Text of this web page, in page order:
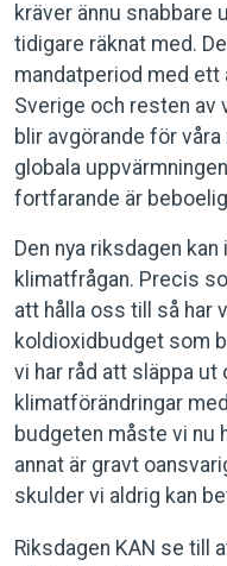
kräver ännu snabbare
tidigare räknat med.
mandatperiod med
Sverige och resten av
blir avgörande för
globala
fortfarande är
Den nya riksdagen
klimatfrågan. Precis
att hålla oss till så har
koldioxidbudget som
vi har råd att släppa ut
klimatförändringar
budgeten måste vi nu
annat är gravt
skulder vi aldrig kan
Riksdagen KAN se till